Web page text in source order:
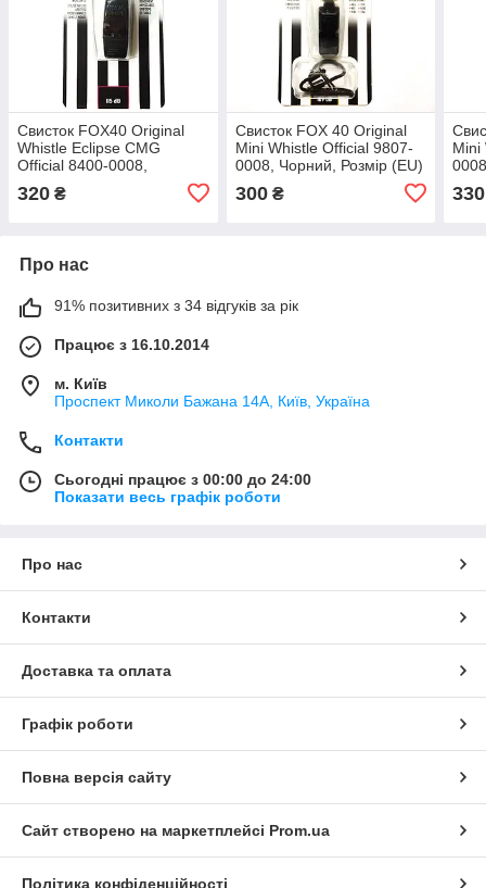
Свисток FOX40 Original
Whistle Eclipse CMG
Official 8400-0008,
1SIZE
320 ₴
Свисток FOX 40 Original
Mini Whistle Official 9807-
0008, Чорний, Розмір (EU)
300₴
Mini
330
Про нас
91% позитивних з 34 відгуків за рік
Працює з 16.10.2014
м. Київ
Проспект Миколи Бажана 14А, Київ, Україна
Контакти
Сьогодні працює з 00:00 до 24:00
Показати весь графік роботи
Про нас
Контакти
Доставка та оплата
Графік роботи
Повна версія сайту
Сайт створено на маркетплейсі Prom.ua
Політика конфіденційності